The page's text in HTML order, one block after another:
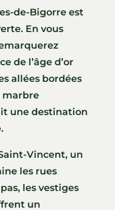
de-Bigorre est
En vous
de l’âge d’or
allées bordées
marbre
une destination
Vincent, un
les rues
les vestiges
un